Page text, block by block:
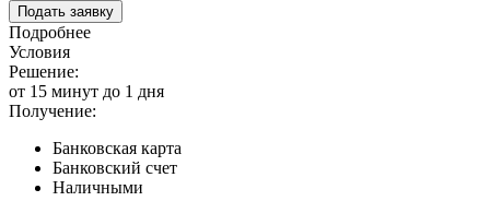
Подать заявку
Подробнее
Условия
Решение:
от 15 минут до 1 дня
Получение:
Банковская карта
Банковский счет
Наличными